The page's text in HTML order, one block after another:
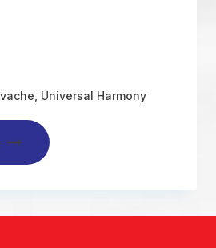
Universal Harmony